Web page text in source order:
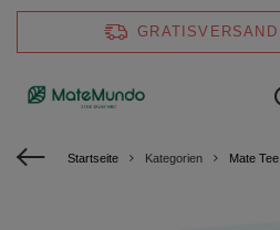
GRATISVERSAND
Startseite Kategorien Mate Tee